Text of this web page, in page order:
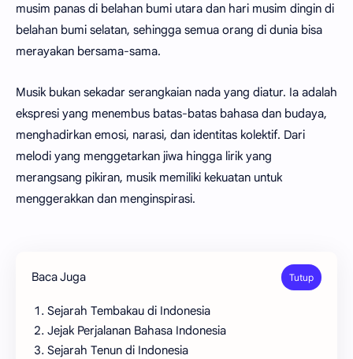
musim panas di belahan bumi utara dan hari musim dingin di
belahan bumi selatan, sehingga semua orang di dunia bisa
merayakan bersama-sama.
Musik bukan sekadar serangkaian nada yang diatur. Ia adalah
ekspresi yang menembus batas-batas bahasa dan budaya,
menghadirkan emosi, narasi, dan identitas kolektif. Dari
melodi yang menggetarkan jiwa hingga lirik yang
merangsang pikiran, musik memiliki kekuatan untuk
menggerakkan dan menginspirasi.
Baca Juga
Sejarah Tembakau di Indonesia
Jejak Perjalanan Bahasa Indonesia
Sejarah Tenun di Indonesia